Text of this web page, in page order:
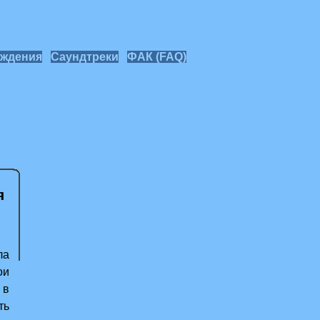
в
Саундтреки ФАК (FAQ)